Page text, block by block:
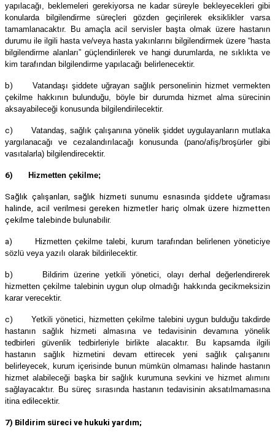
yapılacağı, beklemeleri gerekiyorsa ne kadar süreyle bekleyecekleri gibi
konularda bilgilendirme süreçleri gözden geçirilerek eksiklikler varsa
tamamlanacaktır. Bu amaçla acil servisler başta olmak üzere hastanın
durumu ile ilgili hasta ve/veya hasta yakınlarını bilgilendirmek üzere “hasta
bilgilendirme alanları” güçlendirilerek ve hangi durumlarda, ne sıklıkta ve
kim tarafından bilgilendirme yapılacağı belirlenecektir.
b)
Vatandaşı şiddete uğrayan sağlık personelinin hizmet vermekten
çekilme hakkının bulunduğu, böyle bir durumda hizmet alma sürecinin
aksayabileceği konusunda bilgilendirilecektir.
c)
Vatandaş, sağlık çalışanına yönelik şiddet uygulayanların mutlaka
yargılanacağı ve cezalandırılacağı konusunda (pano/afiş/broşürler gibi
vasıtalarla) bilgilendirecektir.
6) Hizmetten çekilme;
Sağlık çalışanları, sağlık hizmeti sunumu esnasında şiddete uğraması
halinde, acil verilmesi gereken hizmetler hariç olmak üzere hizmetten
çekilme talebinde bulunabilir.
a)
Hizmetten çekilme talebi, kurum tarafından belirlenen yöneticiye
sözlü veya yazılı olarak bildirilecektir.
b)
Bildirim üzerine yetkili yönetici, olayı derhal değerlendirerek
hizmetten çekilme talebinin uygun olup olmadığı hakkında gecikmeksizin
karar verecektir.
c)
Yetkili yönetici, hizmetten çekilme talebini uygun bulduğu takdirde
hastanın sağlık hizmeti almasına ve tedavisinin devamına yönelik
tedbirleri güvenlik tedbirleriyle birlikte alacaktır. Bu kapsamda ilgili
hastanın sağlık hizmetini devam ettirecek yeni sağlık çalışanını
belirleyecek, kurum içerisinde bunun mümkün olmaması halinde hastanın
hizmet alabileceği başka bir sağlık kurumuna sevkini ve hizmet alımını
sağlayacaktır. Bu süreç sırasında hastanın tedavisinin aksatılmamasına
itina edilecektir.
7) Bildirim süreci ve hukuki yardım;